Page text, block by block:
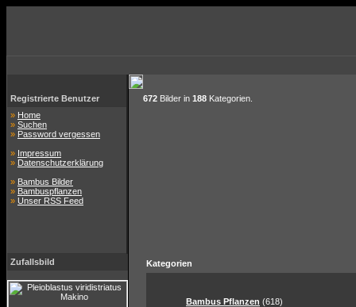
Registrierte Benutzer
» Home
» Suchen
» Password vergessen
» Impressum
» Datenschutzerklärung
» Bambus Bilder
» Bambuspflanzen
» Unser RSS Feed
Zufallsbild
672 Bilder in 188 Kategorien.
Kategorien
Bambus Pflanzen (618)